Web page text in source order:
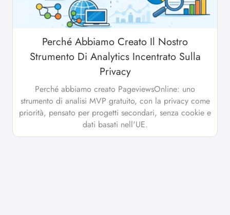
Perché Abbiamo Creato Il Nostro
Strumento Di Analytics Incentrato Sulla
Privacy
Perché abbiamo creato PageviewsOnline: uno
strumento di analisi MVP gratuito, con la privacy come
priorità, pensato per progetti secondari, senza cookie e
dati basati nell'UE.